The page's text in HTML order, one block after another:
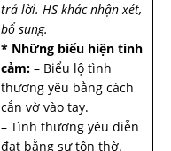
trả lời. HS khác nhận xét,
bổ sung.
* Những biểu hiện tình
cảm: – Biểu lộ tình
thương yêu bằng cách
cắn vờ vào tay.
– Tình thương yêu diễn
đạt bằng sự tôn thờ.